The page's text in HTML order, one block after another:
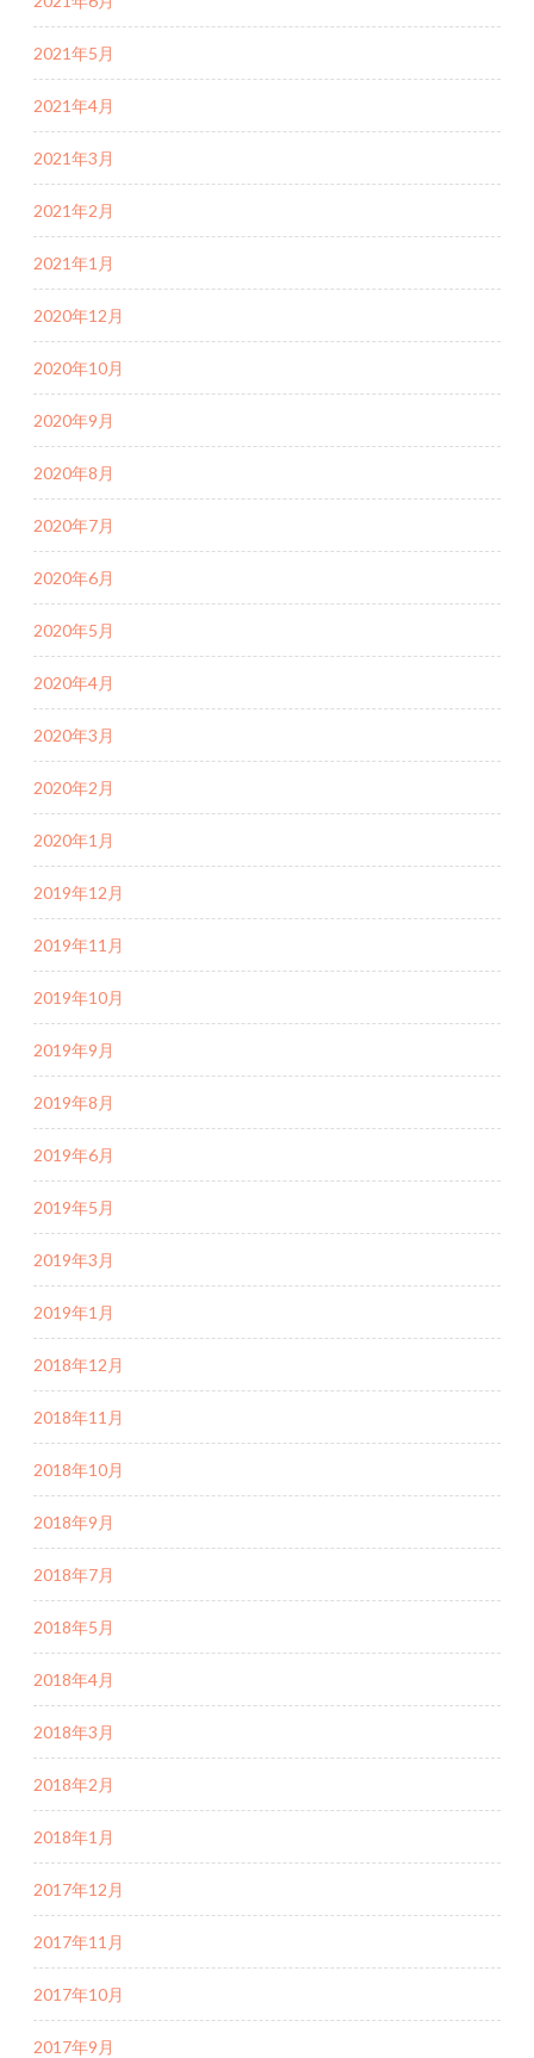
2021年5月
2021年4月
2021年3月
2021年2月
2021年1月
2020年12月
2020年10月
2020年9月
2020年8月
2020年7月
2020年6月
2020年5月
2020年4月
2020年3月
2020年2月
2020年1月
2019年12月
2019年11月
2019年10月
2019年9月
2019年8月
2019年6月
2019年5月
2019年3月
2019年1月
2018年12月
2018年11月
2018年10月
2018年9月
2018年7月
2018年5月
2018年4月
2018年3月
2018年2月
2018年1月
2017年12月
2017年11月
2017年10月
2017年9月